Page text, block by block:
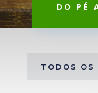
DO PÉ
TODOS OS